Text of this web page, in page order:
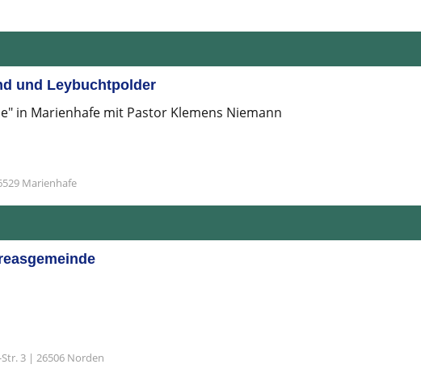
und Leybuchtpolder
in Marienhafe mit Pastor Klemens Niemann
Marienhafe
3 | 26506 Norden